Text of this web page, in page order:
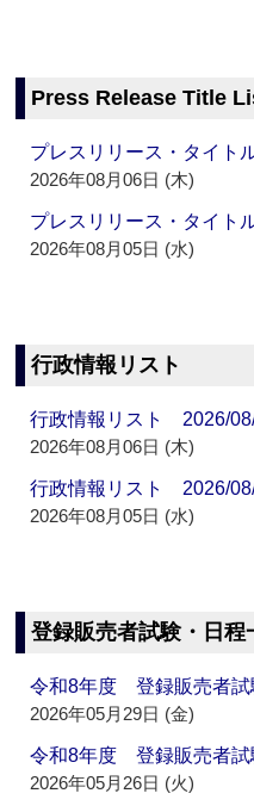
Press Release Title
プレスリリース・タイ
2026年08月06日 (木)
プレスリリース・タイ
2026年08月05日 (水)
行政情報リスト
行政情報リスト 2026/
2026年08月06日 (木)
行政情報リスト 2026/
2026年08月05日 (水)
登録販売者試験・日程
令和8年度 登録販売者
2026年05月29日 (金)
令和8年度 登録販売者
2026年05月26日 (火)